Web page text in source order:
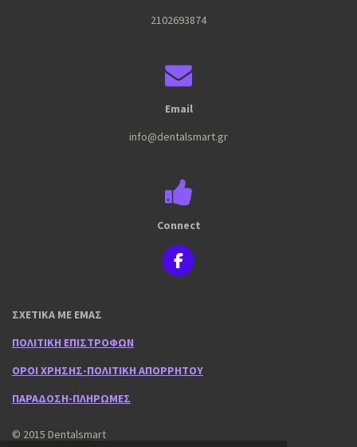
2102693874
Email
info@dentalsmart.gr
Connect
F
a
k
ΣΧΕΤΙΚΑ ΜΕ ΕΜΑΣ
ΠΟΛΙΤΙΚΗ ΕΠΙΣΤΡΟΦΩΝ
ΟΡΟΙ ΧΡΗΣΗΣ-ΠΟΛΙΤΙΚΗ ΑΠΟΡΡΗΤΟΥ
ΠΑΡΑΔΟΣΗ-ΠΛΗΡΩΜΕΣ
© 2015 Dentalsmart